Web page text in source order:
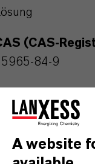
(CAS-
84-9
A website